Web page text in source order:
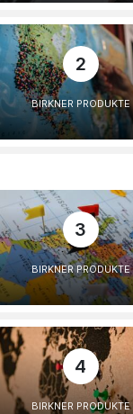
2
BIRKNER PRODUKTE
3
BIRKNER PRODUKTE
4
BIRKNER PRODUKTE